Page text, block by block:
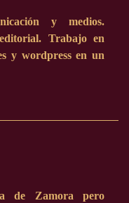
y medios.
Trabajo en
y wordpress en un
de Zamora pero